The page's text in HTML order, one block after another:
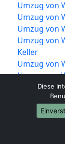
Umzug von
Umzug von
Umzug von
Umzug von
Keller
Umzug von
Umzug von
Umzug
Umzug
Umzug von
Umzug von
Diese